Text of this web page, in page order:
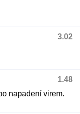
3.02
1.48
napadení virem.